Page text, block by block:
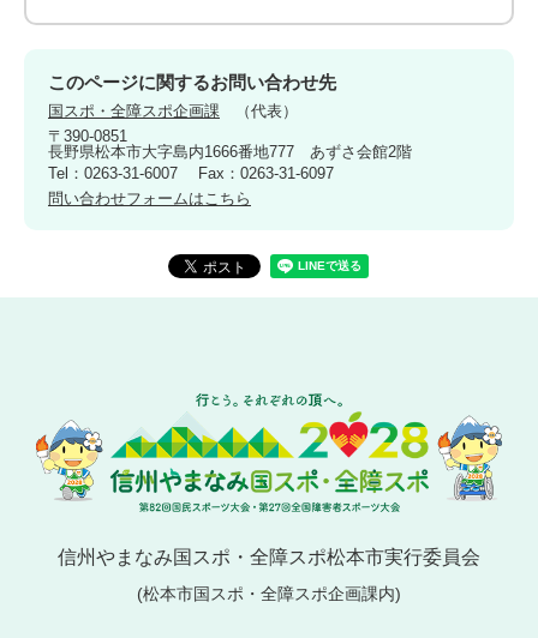
このページに関するお問い合わせ先
国スポ・全障スポ企画課
代表
〒390-0851
長野県松本市大字島内1666番地777 あずさ会館2階
Tel：0263-31-6007
Fax：0263-31-6097
問い合わせフォームはこちら
信州やまなみ国スポ・全障スポ松本市実行委員会
(松本市国スポ・全障スポ企画課内)